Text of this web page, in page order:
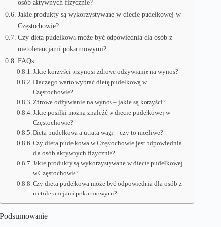
osób aktywnych fizycznie?
Jakie produkty są wykorzystywane w diecie pudełkowej w
Częstochowie?
Czy dieta pudełkowa może być odpowiednia dla osób z
nietolerancjami pokarmowymi?
FAQs
Jakie korzyści przynosi zdrowe odżywianie na wynos?
Dlaczego warto wybrać dietę pudełkową w
Częstochowie?
Zdrowe odżywianie na wynos – jakie są korzyści?
Jakie posiłki można znaleźć w diecie pudełkowej w
Częstochowie?
Dieta pudełkowa a utrata wagi – czy to możliwe?
Czy dieta pudełkowa w Częstochowie jest odpowiednia
dla osób aktywnych fizycznie?
Jakie produkty są wykorzystywane w diecie pudełkowej
w Częstochowie?
Czy dieta pudełkowa może być odpowiednia dla osób z
nietolerancjami pokarmowymi?
Podsumowanie